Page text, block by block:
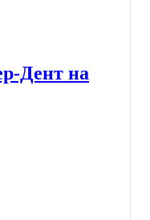
Дент на